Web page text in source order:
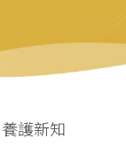
養護新知